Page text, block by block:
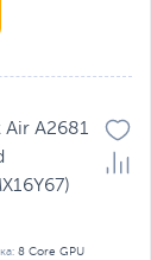
Air A2681
8 Core GPU